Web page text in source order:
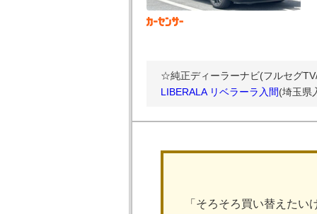
☆純正ディーラーナビ(フルセグ
LIBERALA リベラーラ入間(埼玉県
「そろそろ買い替えた